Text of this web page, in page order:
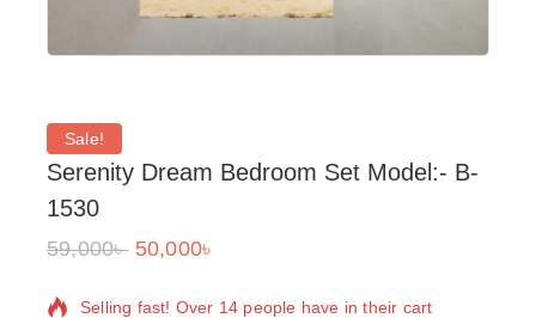
Sale!
Serenity Dream Bedroom Set Model:- B-
1530
59,000৳ 50,000৳
18 products sold in last 10 hours
Selling fast! Over 14 people have in their cart